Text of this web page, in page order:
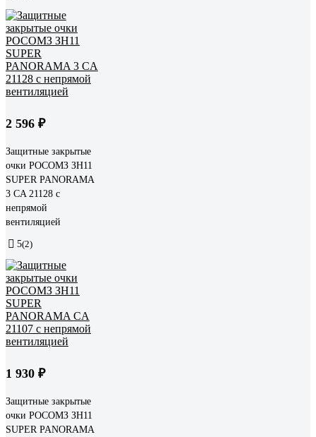
2 596 ₽
Защитные закрытые
очки РОСОМЗ ЗН11
SUPER PANORAMA
3 CA 21128 с
непрямой
вентиляцией
5(2)
1 930 ₽
Защитные закрытые
очки РОСОМЗ ЗН11
SUPER PANORAMA